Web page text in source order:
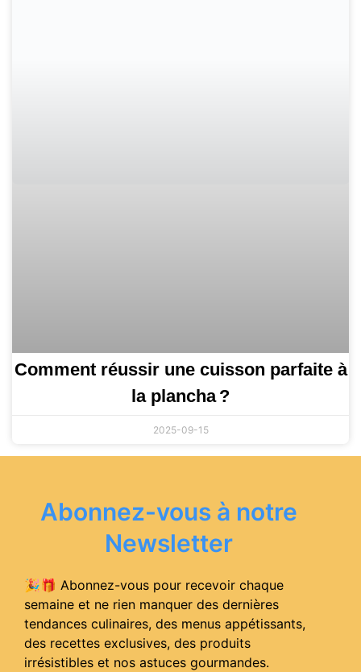
Comment réussir une cuisson parfaite à
la plancha ?
2025-09-15
Abonnez-vous à notre
Newsletter
🎉🎁 Abonnez-vous pour recevoir chaque
semaine et ne rien manquer des dernières
tendances culinaires, des menus appétissants,
des recettes exclusives, des produits
irrésistibles et nos astuces gourmandes.